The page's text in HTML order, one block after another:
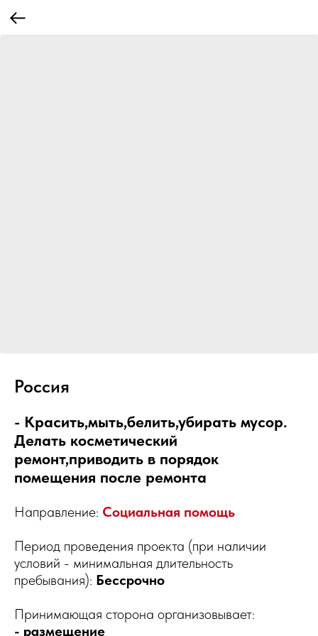
Россия
- Красить,мыть,белить,убирать мусор.
Делать косметический
ремонт,приводить в порядок
помещения после ремонта
Направление: Социальная помощь
Период проведения проекта (при наличии
условий - минимальная длительность
пребывания): Бессрочно
Принимающая сторона организовывает:
- размещение